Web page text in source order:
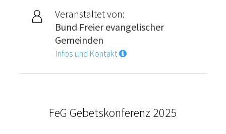
Veranstaltet von:
Bund Freier evangelischer
Gemeinden
Infos und Kontakt
FeG Gebetskonferenz 2025